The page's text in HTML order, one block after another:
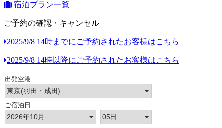
宿泊プラン一覧
ご予約の確認・キャンセル
2025/9/8 14時までにご予約されたお客様はこちら
2025/9/8 14時以降にご予約されたお客様はこちら